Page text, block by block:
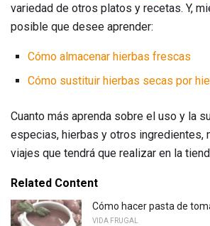
variedad de otros platos y recetas. Y,
posible que desee aprender:
Cómo almacenar hierbas frescas
Cómo sustituir hierbas secas por
Cuanto más aprenda sobre el uso y la
especias, hierbas y otros ingredientes,
viajes que tendrá que realizar en la
Related Content
Cómo hacer pasta de
VIDA FRUGAL